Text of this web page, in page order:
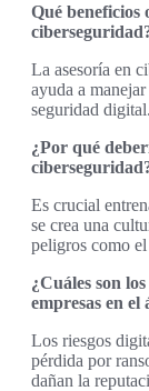
Qué beneficios
La asesoría en
ayuda a
seguridad digital.
¿Por qué
Es crucial
se crea una
peligros como
¿Cuáles son
empresas en
Los riesgos
pérdida por
dañan la